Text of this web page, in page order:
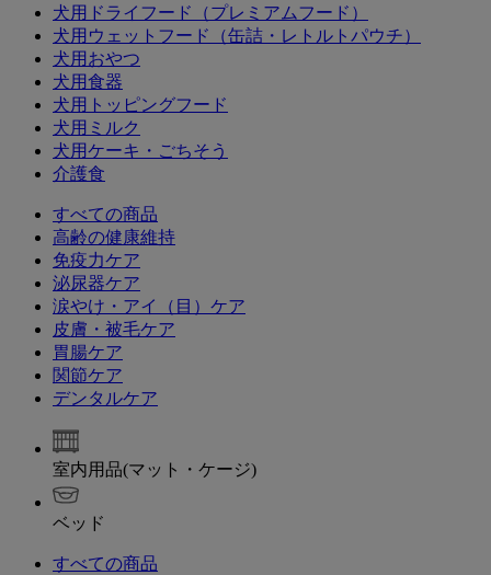
犬用ドライフード（プレミアムフード）
犬用ウェットフード（缶詰・レトルトパウチ）
犬用おやつ
犬用食器
犬用トッピングフード
犬用ミルク
犬用ケーキ・ごちそう
介護食
すべての商品
高齢の健康維持
免疫力ケア
泌尿器ケア
涙やけ・アイ（目）ケア
皮膚・被毛ケア
胃腸ケア
関節ケア
デンタルケア
室内用品(マット・ケージ)
ベッド
すべての商品